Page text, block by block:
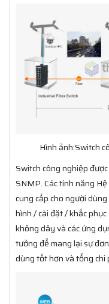
Hình ảnh:Switch
Switch công nghiệp
SNMP. Các tính năng
cung cấp cho người
hình / cài đặt / khắc
không dây và các ứng
tưởng để mang lại sự
dùng tốt hơn và tổng